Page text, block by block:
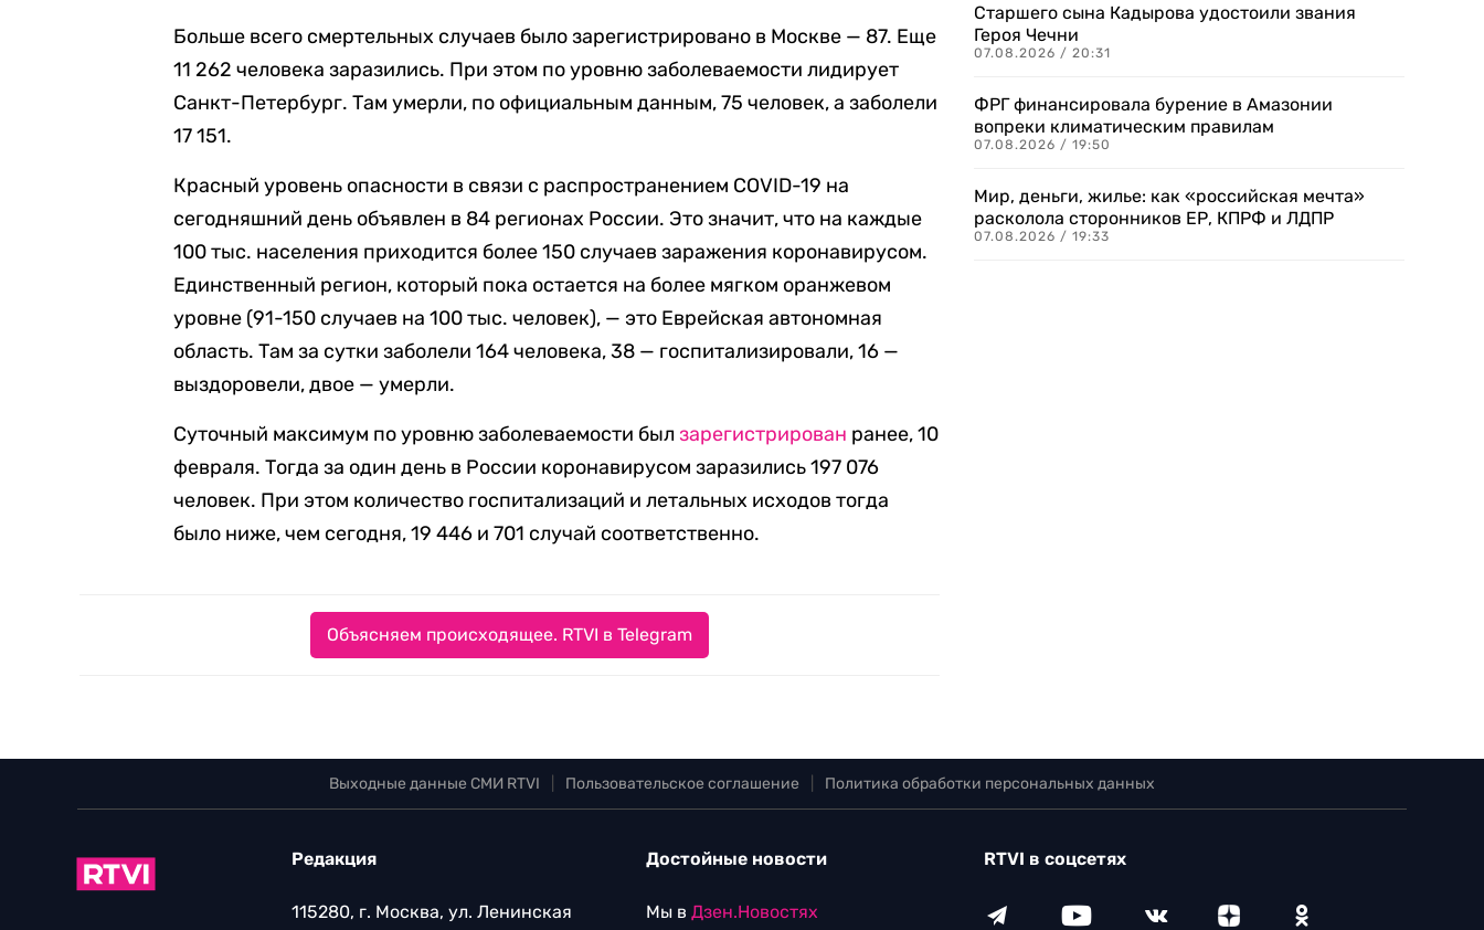
Больше всего смертельных случаев было зарегистрировано в Москве — 87. Еще
11 262 человека заразились. При этом по уровню заболеваемости лидирует
Санкт-Петербург. Там умерли, по официальным данным, 75 человек, а заболели
17 151.
Красный уровень опасности в связи с распространением COVID-19 на
сегодняшний день объявлен в 84 регионах России. Это значит, что на каждые
100 тыс. населения приходится более 150 случаев заражения коронавирусом.
Единственный регион, который пока остается на более мягком оранжевом
уровне (91-150 случаев на 100 тыс. человек), — это Еврейская автономная
область. Там за сутки заболели 164 человека, 38 — госпитализировали, 16 —
выздоровели, двое — умерли.
Суточный максимум по уровню заболеваемости былзарегистрирован ранее, 10
февраля. Тогда за один день в России коронавирусом заразились 197 076
человек. При этом количество госпитализаций и летальных исходов тогда
было ниже, чем сегодня, 19 446 и 701 случай соответственно.
Объясняем происходящее. RTVI в Telegram
Старшего сына Кадырова удостоили звания
Героя Чечни
07.08.2026 / 20:31
ФРГ финансировала бурение в Амазонии
вопреки климатическим правилам
07.08.2026 / 19:50
Мир, деньги, жилье: как «российская мечта»
расколола сторонников ЕР, КПРФ и ЛДПР
07.08.2026 / 19:33
Выходные данные СМИ RTVI Пользовательское соглашение Политика обработки персональных данных
Редакция
115280, г. Москва, ул. Ленинская
Достойные новости
Мы в Дзен.Новостях
RTVI в соцсетях